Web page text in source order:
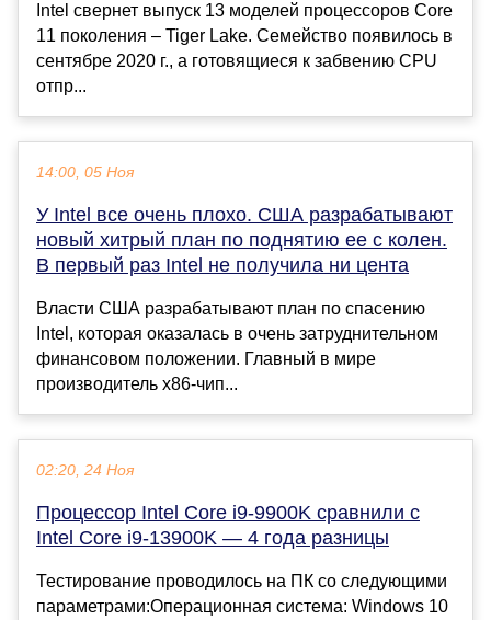
Intel свернет выпуск 13 моделей процессоров Core
11 поколения – Tiger Lake. Семейство появилось в
сентябре 2020 г., а готовящиеся к забвению CPU
отпр...
14:00, 05 Ноя
У Intel все очень плохо. США разрабатывают
новый хитрый план по поднятию ее с колен.
В первый раз Intel не получила ни цента
Власти США разрабатывают план по спасению
Intel, которая оказалась в очень затруднительном
финансовом положении. Главный в мире
производитель х86-чип...
02:20, 24 Ноя
Процессор Intel Core i9-9900K сравнили с
Intel Core i9-13900K — 4 года разницы
Тестирование проводилось на ПК со следующими
параметрами:Операционная система: Windows 10